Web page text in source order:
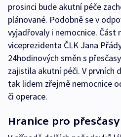
prosinci bude akutní péče
plánované. Podobně se v
vyjadřovaly i nemocnice. Část
viceprezidenta ČLK Jana
24hodinových směn s
zajistila akutní péči. V prvních
tak lidem zřejmě nemocnice
či operace.
Hranice pro přesčasy